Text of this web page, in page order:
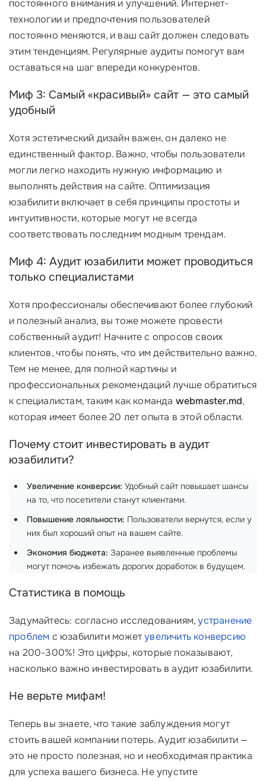
постоянного внимания и улучшений. Интернет-
технологии и предпочтения пользователей
постоянно меняются, и ваш сайт должен следовать
этим тенденциям. Регулярные аудиты помогут вам
оставаться на шаг впереди конкурентов.
Миф 3: Самый «красивый» сайт — это самый
удобный
Хотя эстетический дизайн важен, он далеко не
единственный фактор. Важно, чтобы пользователи
могли легко находить нужную информацию и
выполнять действия на сайте. Оптимизация
юзабилити включает в себя принципы простоты и
интуитивности, которые могут не всегда
соответствовать последним модным трендам.
Миф 4: Аудит юзабилити может проводиться
только специалистами
Хотя профессионалы обеспечивают более глубокий
и полезный анализ, вы тоже можете провести
собственный аудит! Начните с опросов своих
клиентов, чтобы понять, что им действительно важно.
Тем не менее, для полной картины и
профессиональных рекомендаций лучше обратиться
к специалистам, таким как команда webmaster.md,
которая имеет более 20 лет опыта в этой области.
Почему стоит инвестировать в аудит
юзабилити?
Увеличение конверсии: Удобный сайт повышает шансы
на то, что посетители станут клиентами.
Повышение лояльности: Пользователи вернутся, если у
них был хороший опыт на вашем сайте.
Экономия бюджета: Заранее выявленные проблемы
могут помочь избежать дорогих доработок в будущем.
Статистика в помощь
Задумайтесь: согласно исследованиям,устранение
проблем с юзабилити можетувеличить конверсию
на 200-300%! Это цифры, которые показывают,
насколько важно инвестировать в аудит юзабилити.
Не верьте мифам!
Теперь вы знаете, что такие заблуждения могут
стоить вашей компании потерь. Аудит юзабилити —
это не просто полезная, но и необходимая практика
для успеха вашего бизнеса. Не упустите